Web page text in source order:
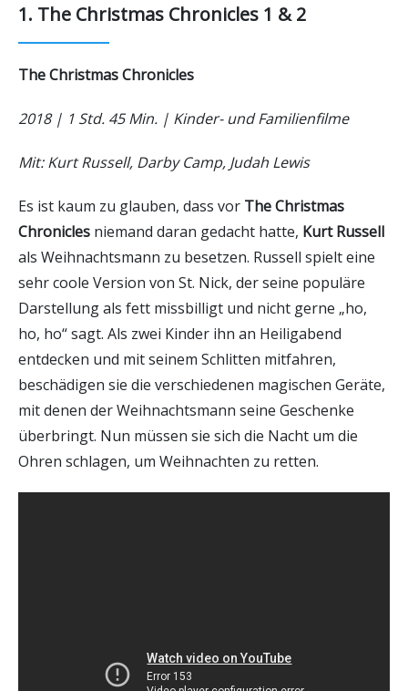
1. The Christmas Chronicles 1 & 2
The Christmas Chronicles
2018 | 1 Std. 45 Min. | Kinder- und Familienfilme
Mit: Kurt Russell, Darby Camp, Judah Lewis
Es ist kaum zu glauben, dass vor The Christmas
Chronicles niemand daran gedacht hatte, Kurt Russell
als Weihnachtsmann zu besetzen. Russell spielt eine
sehr coole Version von St. Nick, der seine populäre
Darstellung als fett missbilligt und nicht gerne „ho,
ho, ho“ sagt. Als zwei Kinder ihn an Heiligabend
entdecken und mit seinem Schlitten mitfahren,
beschädigen sie die verschiedenen magischen Geräte,
mit denen der Weihnachtsmann seine Geschenke
überbringt. Nun müssen sie sich die Nacht um die
Ohren schlagen, um Weihnachten zu retten.